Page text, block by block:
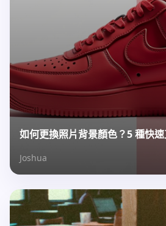
如何更換照片背景顏色？5 種快
Joshua